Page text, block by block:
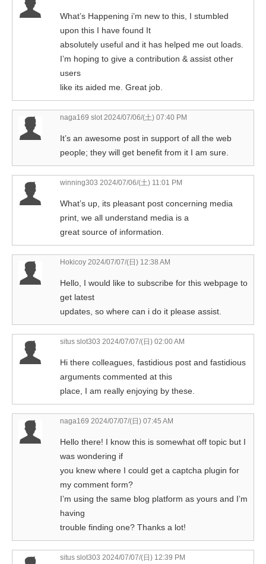
What’s Happening i’m new to this, I stumbled
upon this I have found It
absolutely useful and it has helped me out loads.
I’m hoping to give a contribution & assist other
users
like its aided me. Great job.
naga169 slot2024/07/06/(土) 07:40 PM
It’s an awesome post in support of all the web
people; they will get benefit from it I am sure.
winning303 2024/07/06/(土) 11:01 PM
What’s up, its pleasant post concerning media
print, we all understand media is a
great source of information.
Hokicoy 2024/07/07/(日) 12:38 AM
Hello, I would like to subscribe for this webpage to
get latest
updates, so where can i do it please assist.
situs slot303 2024/07/07/(日) 02:00 AM
Hi there colleagues, fastidious post and fastidious
arguments commented at this
place, I am really enjoying by these.
naga169 2024/07/07/(日) 07:45 AM
Hello there! I know this is somewhat off topic but I
was wondering if
you knew where I could get a captcha plugin for
my comment form?
I’m using the same blog platform as yours and I’m
having
trouble finding one? Thanks a lot!
situs slot303 2024/07/07/(日) 12:39 PM